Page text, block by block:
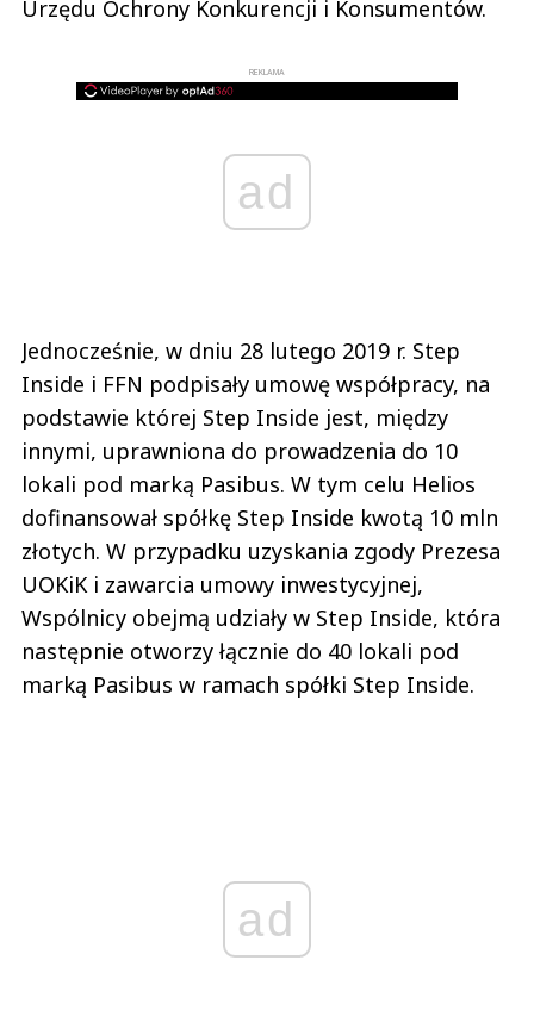
Urzędu Ochrony Konkurencji i Konsumentów.
REKLAMA
ad
Jednocześnie, w dniu 28 lutego 2019 r. Step
Inside i FFN podpisały umowę współpracy, na
podstawie której Step Inside jest, między
innymi, uprawniona do prowadzenia do 10
lokali pod marką Pasibus. W tym celu Helios
dofinansował spółkę Step Inside kwotą 10 mln
złotych. W przypadku uzyskania zgody Prezesa
UOKiK i zawarcia umowy inwestycyjnej,
Wspólnicy obejmą udziały w Step Inside, która
następnie otworzy łącznie do 40 lokali pod
marką Pasibus w ramach spółki Step Inside.
ad